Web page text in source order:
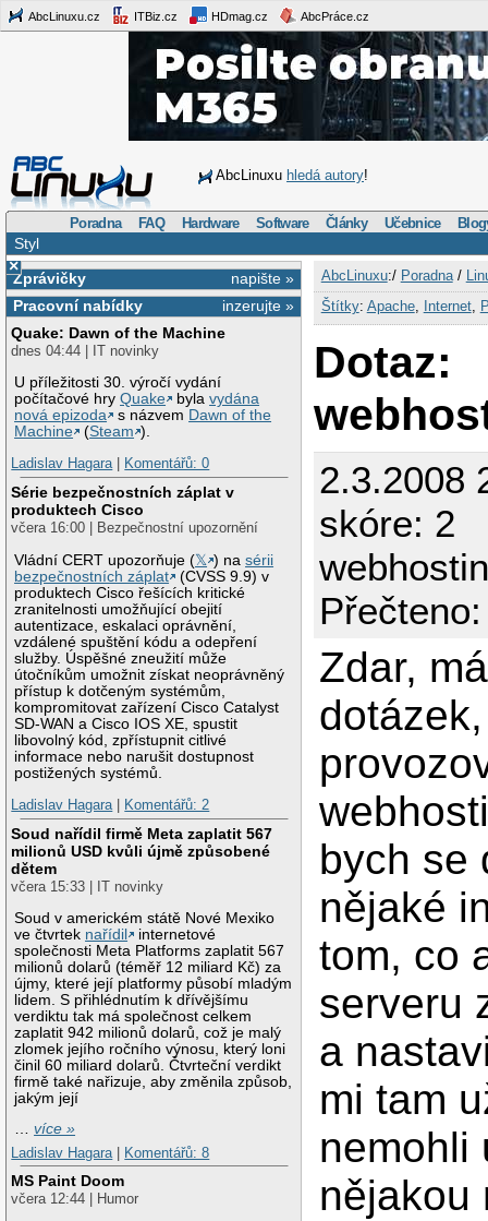
AbcLinuxu.cz ITBiz.cz HDmag.cz AbcPráce.cz
AbcLinuxu hledá autory!
Poradna FAQ Hardware Software Články Učebnice
Styl
×
napište »
Zprávičky
inzerujte »
Pracovní nabídky
Quake: Dawn of the Machine
dnes 04:44 | IT novinky
U příležitosti 30. výročí vydání
počítačové hryQuake bylavydána
nová epizoda
s názvem Dawn of the
Machine
(Steam ).
Ladislav Hagara| Komentářů: 0
Série bezpečnostních záplat v
produktech Cisco
včera 16:00 | Bezpečnostní upozornění
Vládní CERT upozorňuje (𝕏 ) nasérii
bezpečnostních záplat
(CVSS 9.9) v
produktech Cisco řešících kritické
zranitelnosti umožňující obejití
autentizace, eskalaci oprávnění,
vzdálené spuštění kódu a odepření
služby. Úspěšné zneužití může
útočníkům umožnit získat neoprávněný
přístup k dotčeným systémům,
kompromitovat zařízení Cisco Catalyst
SD-WAN a Cisco IOS XE, spustit
libovolný kód, zpřístupnit citlivé
informace nebo narušit dostupnost
postižených systémů.
Ladislav Hagara| Komentářů: 2
Soud nařídil firmě Meta zaplatit 567
milionů USD kvůli újmě způsobené
dětem
včera 15:33 | IT novinky
Soud v americkém státě Nové Mexiko
ve čtvrtek nařídil
internetové
společnosti Meta Platforms zaplatit 567
milionů dolarů (téměř 12 miliard Kč) za
újmy, které její platformy působí mladým
lidem. S přihlédnutím k dřívějšímu
verdiktu tak má společnost celkem
zaplatit 942 milionů dolarů, což je malý
zlomek jejího ročního výnosu, který loni
činil 60 miliard dolarů. Čtvrteční verdikt
firmě také nařizuje, aby změnila způsob,
jakým její
…více »
Ladislav Hagara
Komentářů: 8
MS Paint Doom
včera 12:44 | Humor
AbcLinuxu:/ Poradna/
Štítky: Apache, Internet,
Dotaz:
2.3.2008
skóre: 2
Zdar,
bych se
nějaké
tom, co
serveru
a
mi tam
nemohli
nějakou